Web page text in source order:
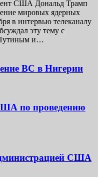
США Дональд Трамп
мировых ядерных
в интервью телеканалу
эту тему с
и…
ВС в Нигерии
по проведению
США